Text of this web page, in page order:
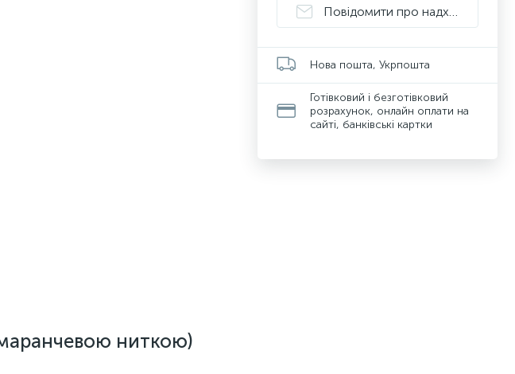
ниткою)
Повідомити про надходження
Нова пошта, Укрпошта
Готівковий і безготівковий
розрахунок, онлайн оплати на
сайті, банківські картки